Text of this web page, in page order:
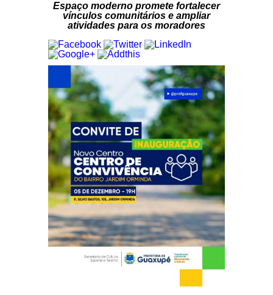
Espaço moderno promete fortalecer
vínculos comunitários e ampliar
atividades para os moradores